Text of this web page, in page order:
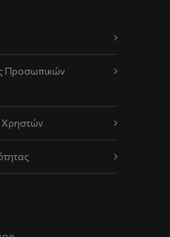
Προσωπικών
Χρηστών